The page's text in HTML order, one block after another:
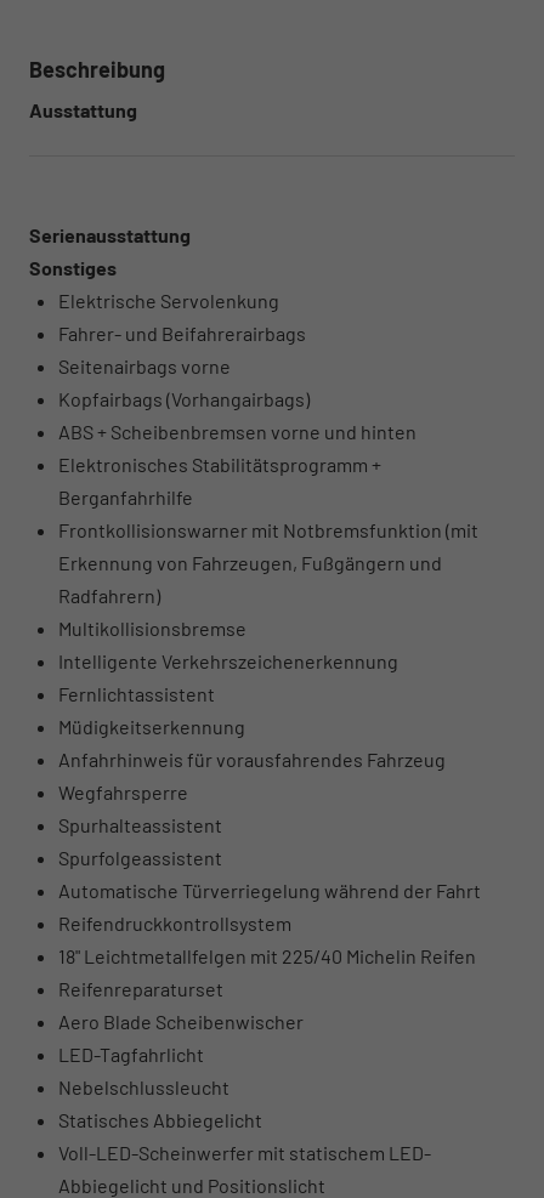
Beschreibung
Ausstattung
Serienausstattung
Sonstiges
Elektrische Servolenkung
Fahrer- und Beifahrerairbags
Seitenairbags vorne
Kopfairbags (Vorhangairbags)
ABS + Scheibenbremsen vorne und hinten
Elektronisches Stabilitätsprogramm +
Berganfahrhilfe
Frontkollisionswarner mit Notbremsfunktion (mit
Erkennung von Fahrzeugen, Fußgängern und
Radfahrern)
Multikollisionsbremse
Intelligente Verkehrszeichenerkennung
Fernlichtassistent
Müdigkeitserkennung
Anfahrhinweis für vorausfahrendes Fahrzeug
Wegfahrsperre
Spurhalteassistent
Spurfolgeassistent
Automatische Türverriegelung während der Fahrt
Reifendruckkontrollsystem
18" Leichtmetallfelgen mit 225/40 Michelin Reifen
Reifenreparaturset
Aero Blade Scheibenwischer
LED-Tagfahrlicht
Nebelschlussleucht
Statisches Abbiegelicht
Voll-LED-Scheinwerfer mit statischem LED-
Abbiegelicht und Positionslicht